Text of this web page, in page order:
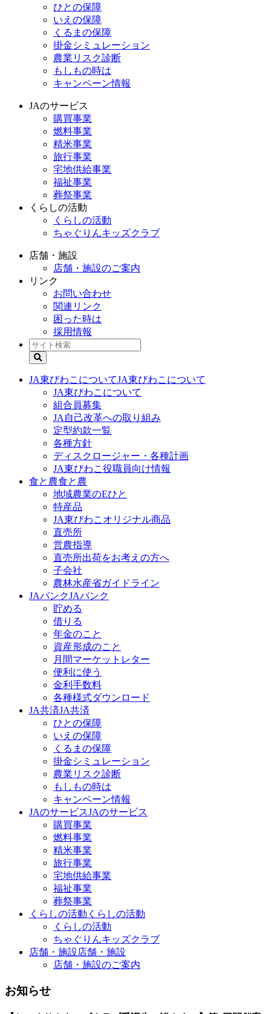
ひとの保障
いえの保障
くるまの保障
掛金シミュレーション
農業リスク診断
もしもの時は
キャンペーン情報
JAのサービス
購買事業
燃料事業
精米事業
旅行事業
宅地供給事業
福祉事業
葬祭事業
くらしの活動
くらしの活動
ちゃぐりんキッズクラブ
店舗・施設
店舗・施設のご案内
リンク
お問い合わせ
関連リンク
困った時は
採用情報
JA東びわこについてJA東びわこについて
JA東びわこについて
組合員募集
JA自己改革への取り組み
定型約款一覧
各種方針
ディスクロージャー・各種計画
JA東びわこ役職員向け情報
食と農食と農
地域農業のEひと
特産品
JA東びわこオリジナル商品
直売所
営農指導
直売所出荷をお考えの方へ
子会社
農林水産省ガイドライン
JAバンクJAバンク
貯める
借りる
年金のこと
資産形成のこと
月間マーケットレター
便利に使う
金利手数料
各種様式ダウンロード
JA共済JA共済
ひとの保障
いえの保障
くるまの保障
掛金シミュレーション
農業リスク診断
もしもの時は
キャンペーン情報
JAのサービスJAのサービス
購買事業
燃料事業
精米事業
旅行事業
宅地供給事業
福祉事業
葬祭事業
くらしの活動 くらしの活動
くらしの活動
ちゃぐりんキッズクラブ
店舗・施設店舗・施設
店舗・施設のご案内
お知らせ